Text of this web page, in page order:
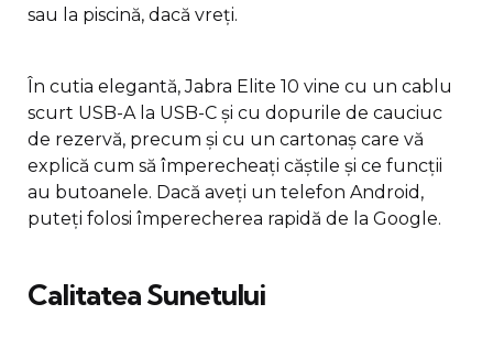
sau la piscină, dacă vreți.
În cutia elegantă, Jabra Elite 10 vine cu un cablu
scurt USB-A la USB-C și cu dopurile de cauciuc
de rezervă, precum și cu un cartonaș care vă
explică cum să împerecheați căștile și ce funcții
au butoanele. Dacă aveți un telefon Android,
puteți folosi împerecherea rapidă de la Google.
Calitatea Sunetului